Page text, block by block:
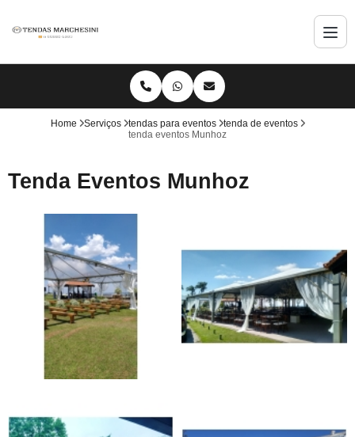
Home Serviços tendas para eventos
tenda de eventos
tenda eventos Munhoz
Tenda Eventos Munhoz